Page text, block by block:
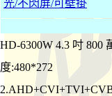
光/不閃屏/可壁掛
HD-6300W 4.3 吋 800
度:480*272